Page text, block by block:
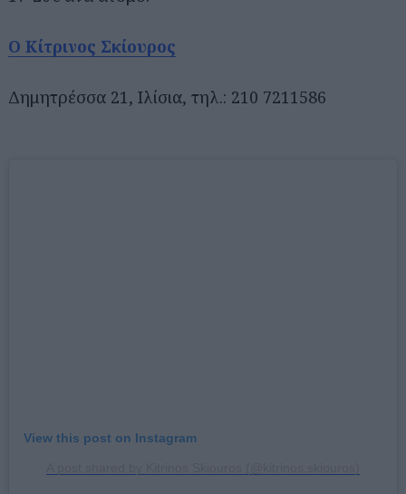
Ο Κίτρινος Σκίουρος
Δημητρέσσα 21, Ιλίσια, τηλ.: 210 7211586
View this post on Instagram